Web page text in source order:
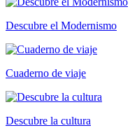
Descubre el Modernismo
Cuaderno de viaje
Descubre la cultura